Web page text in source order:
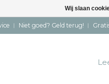
︱ Niet goed? Geld terug! ︱
Wij slaan